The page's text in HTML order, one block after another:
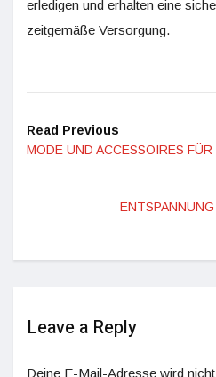
erledigen und erhalten eine
zeitgemäße Versorgung.
Read Previous
MODE UND ACCESSOIRES FÜR
Leave a Reply
Deine E-Mail-Adresse wird